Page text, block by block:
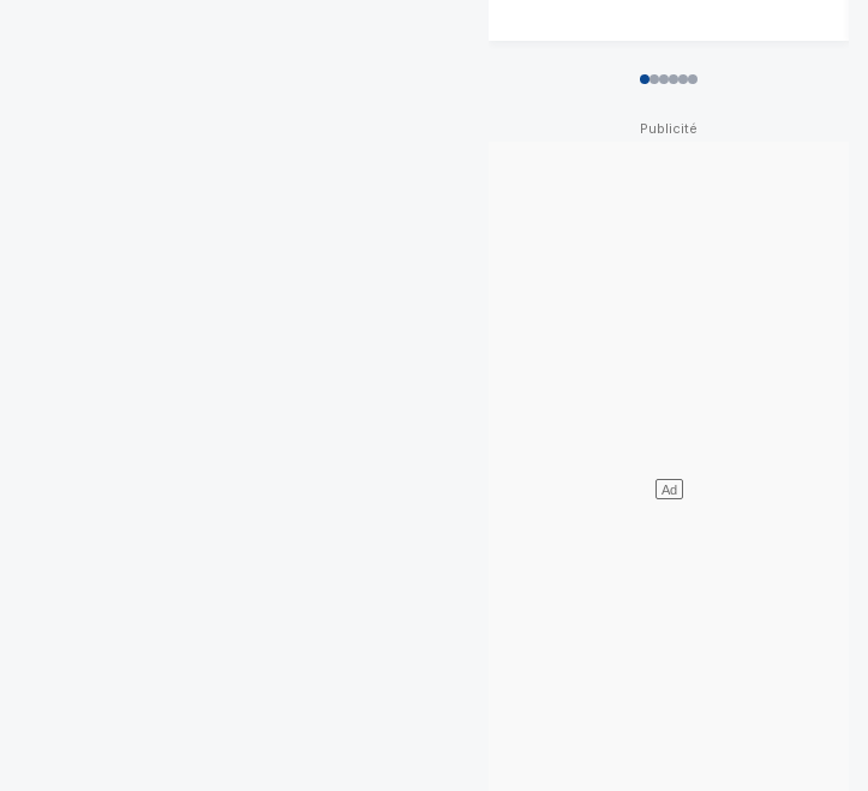
012345